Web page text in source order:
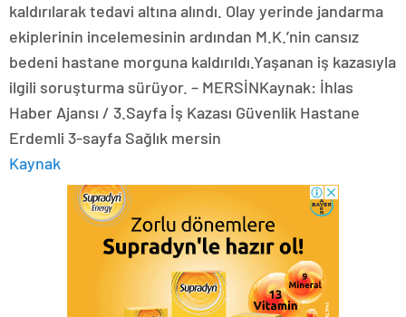
kaldırılarak tedavi altına alındı. Olay yerinde jandarma
ekiplerinin incelemesinin ardından M.K.’nin cansız
bedeni hastane morguna kaldırıldı.Yaşanan iş kazasıyla
ilgili soruşturma sürüyor. – MERSİNKaynak: İhlas
Haber Ajansı / 3.Sayfa İş Kazası Güvenlik Hastane
Erdemli 3-sayfa Sağlık mersin
Kaynak